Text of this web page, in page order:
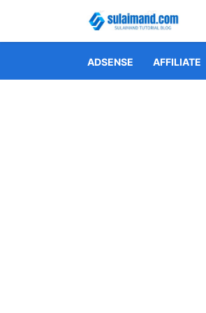
ADSENSE AFFILIATE